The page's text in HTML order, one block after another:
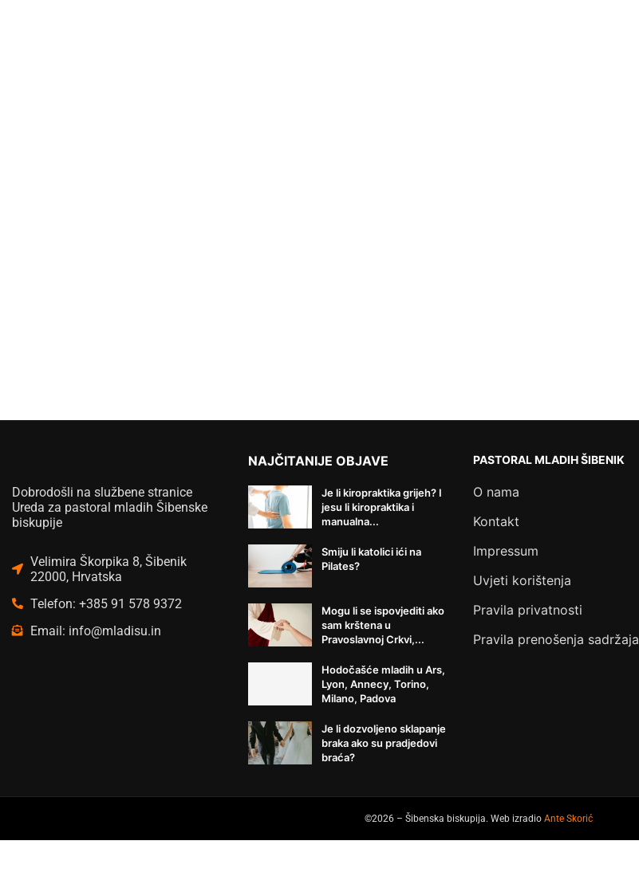
Dobrodošli na službene stranice
Ureda za pastoral mladih Šibenske
biskupije
Velimira Škorpika 8, Šibenik
22000, Hrvatska
Telefon: +385 91 578 9372
Email: info@mladisu.in
NAJČITANIJE OBJAVE
Je li kiropraktika grijeh? I
jesu li kiropraktika i
manualna...
Smiju li katolici ići na
Pilates?
Mogu li se ispovjediti ako
sam krštena u
Pravoslavnoj Crkvi,...
Hodočašće mladih u Ars,
Lyon, Annecy, Torino,
Milano, Padova
Je li dozvoljeno sklapanje
braka ako su pradjedovi
braća?
PASTORAL MLADIH ŠIBENIK
O nama
Kontakt
Impressum
Uvjeti korištenja
Pravila privatnosti
Pravila prenošenja sadržaja
©2026 – Šibenska biskupija. Web izradio Ante Skorić